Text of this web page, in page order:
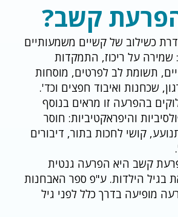
קשב?
כשילוב של קשיים משמעותיים
על ריכוז, התמקדות
תשומת לב לפרטים, מוסחות
שכחנות ואיבוד חפצים וכד'.
בהפרעה זו מראים בנוסף
והיפראקטיביות: חוסר
קושי לחכות בתור, דיבורים
קשב היא הפרעה גנטית
בגיל הילדות. ע"פ ספר האבחנות
מופיעה בדרך כלל לפני גיל